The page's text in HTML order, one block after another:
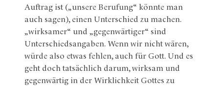
Auftrag ist („unsere Berufung“ könnte man
auch sagen), einen Unterschied zu machen.
„wirksamer“ und „gegenwärtiger“ sind
Unterschiedsangaben. Wenn wir nicht wären,
würde also etwas fehlen, auch für Gott. Und es
geht doch tatsächlich darum, wirksam und
gegenwärtig in der Wirklichkeit Gottes zu